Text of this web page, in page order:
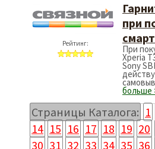
Рейтинг:
при
При
Xperia
Sony
больше
Страницы Каталога: 1
14 15 16 17 18 19 20
30 31 32 33 34 35 36